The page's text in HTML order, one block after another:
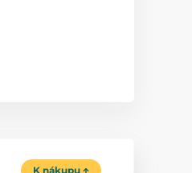
K nákupu